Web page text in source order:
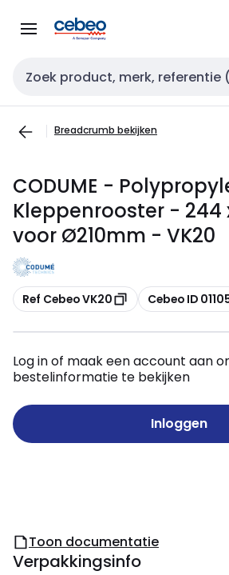
naar
naar
Zoekveld invoer
Breadcrumb bekijken
CODUME -
Kleppenrooster - 244
voor Ø210mm - VK20
Kopiëren
Ref Cebeo VK20 Kopiëren
Cebeo ID
Log in of maak een account aan
bestelinformatie te bekijken
Inloggen
Toon documentatie
Verpakkingsinfo